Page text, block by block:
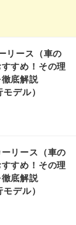
リース（車の
すめ！その理
底解説
デル）
リース（車の
すめ！その理
底解説
デル）